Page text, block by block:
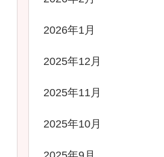
2026年1月
2025年12月
2025年11月
2025年10月